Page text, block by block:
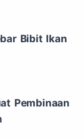
Bibit Ikan
Pembinaan